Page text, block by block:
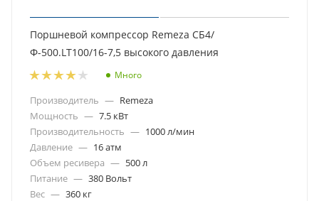
Поршневой компрессор Remeza СБ4/
Ф-500.LT100/16-7,5 высокого давления
Много
Производитель — Remeza
Мощность — 7.5 кВт
Производительность — 1000 л/мин
Давление — 16 атм
Объем ресивера — 500 л
Питание — 380 Вольт
Вес — 360 кг